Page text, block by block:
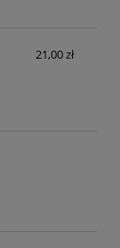
21,00 zł